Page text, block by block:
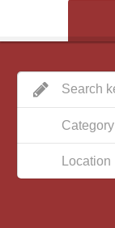
Category
Location